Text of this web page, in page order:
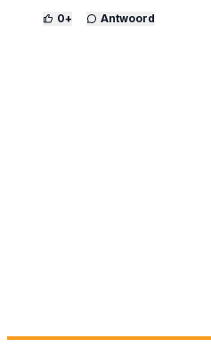
0+ Antwoord